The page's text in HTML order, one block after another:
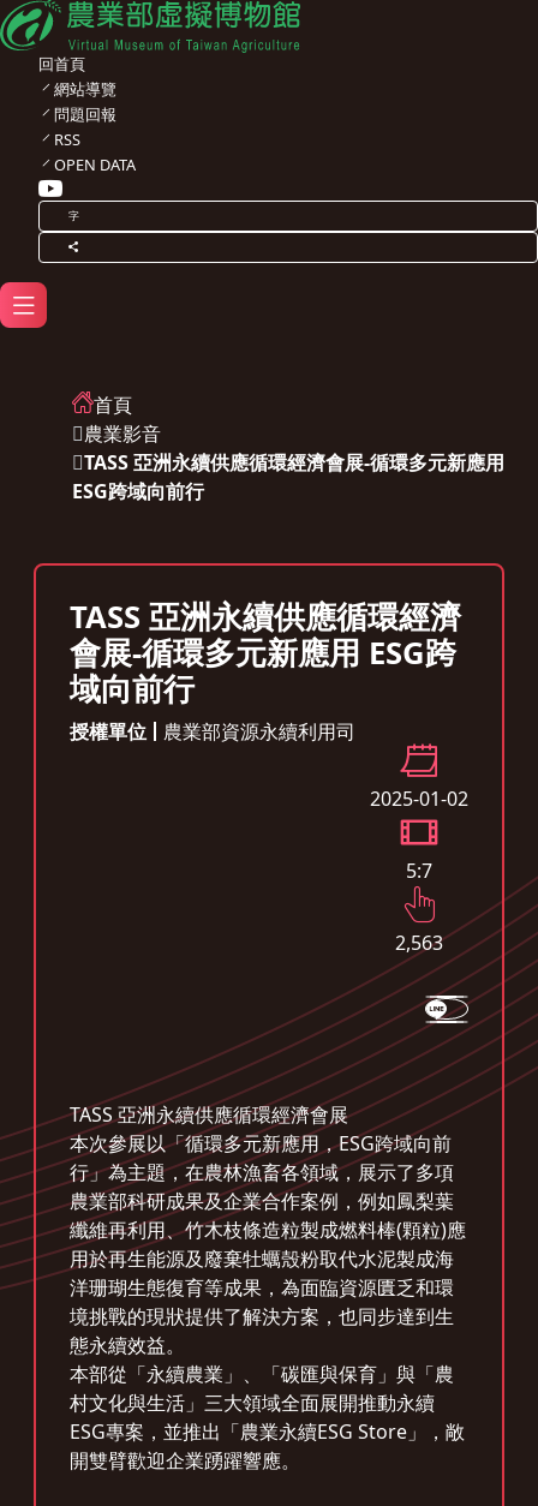
回首頁
網站導覽
問題回報
RSS
OPEN DATA
字
首頁
農業影音
TASS 亞洲永續供應循環經濟會展-循環多元新應用
ESG跨域向前行
TASS 亞洲永續供應循環經濟
會展-循環多元新應用 ESG跨
域向前行
授權單位 農業部資源永續利用司
2025-01-02
5:7
2,563
TASS 亞洲永續供應循環經濟會展
本次參展以「循環多元新應用，ESG跨域向前
行」為主題，在農林漁畜各領域，展示了多項
農業部科研成果及企業合作案例，例如鳳梨葉
纖維再利用、竹木枝條造粒製成燃料棒(顆粒)應
用於再生能源及廢棄牡蠣殼粉取代水泥製成海
洋珊瑚生態復育等成果，為面臨資源匱乏和環
境挑戰的現狀提供了解決方案，也同步達到生
態永續效益。
本部從「永續農業」、「碳匯與保育」與「農
村文化與生活」三大領域全面展開推動永續
ESG專案，並推出「農業永續ESG Store」，敞
開雙臂歡迎企業踴躍響應。